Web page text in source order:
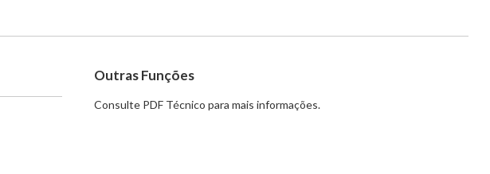
Outras Funções
Consulte PDF Técnico para mais informações.